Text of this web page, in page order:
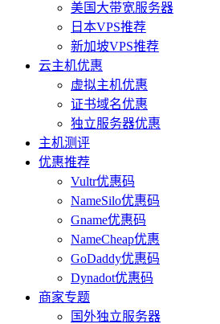
美国大带宽服务器
日本VPS推荐
新加坡VPS推荐
云主机优惠
虚拟主机优惠
证书域名优惠
独立服务器优惠
主机测评
优惠推荐
Vultr优惠码
NameSilo优惠码
Gname优惠码
NameCheap优惠
GoDaddy优惠码
Dynadot优惠码
商家专题
国外独立服务器